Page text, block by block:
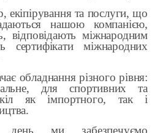
екіпірування та послуги, що
нашою компанією,
відповідають міжнародним
сертифікати міжнародних
обладнання різного рівня:
для спортивних та
як імпортного, так і
день ми забезпечуємо